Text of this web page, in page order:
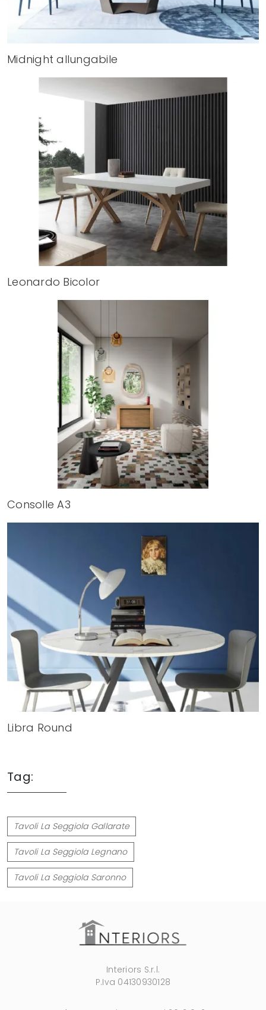
Midnight allungabile
Leonardo Bicolor
Consolle A3
Libra Round
Tag:
Tavoli La Seggiola Gallarate
Tavoli La Seggiola Legnano
Tavoli La Seggiola Saronno
Interiors S.r.l.
P.Iva 04130930128